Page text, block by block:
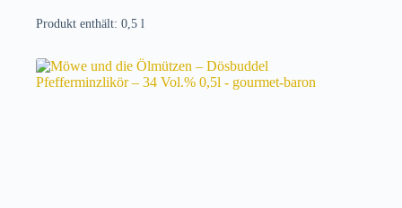
Produkt enthält: 0,5 l